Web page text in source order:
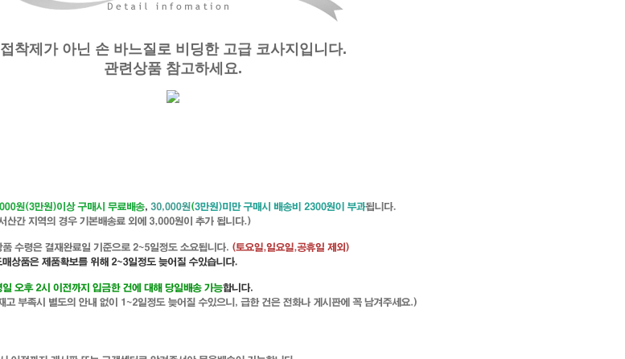
접착제가 아닌 손 바느질로 비딩한 고급 코사지입니다.
관련상품 참고하세요.